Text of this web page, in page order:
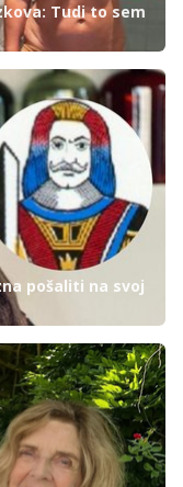
Tudi to sem
pošaliti na svoj